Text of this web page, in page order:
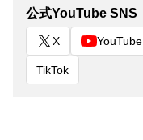
公式YouTube SNS
X YouTube
TikTok